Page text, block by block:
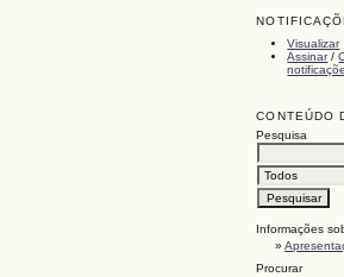
Visualizar
Assinar/
CONTEÚDO
Pesquisa
Informações
»
Procurar